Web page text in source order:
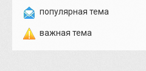
популярная тема
важная тема